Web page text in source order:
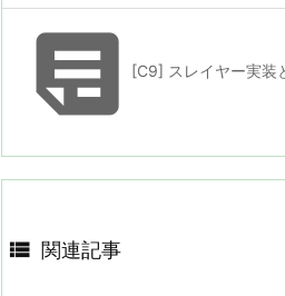
[C9] スレイヤー実装
 関連記事